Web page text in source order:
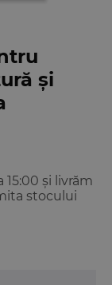
și
15:00 și livrăm
stocului